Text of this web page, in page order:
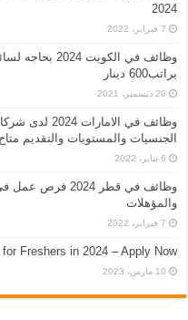
2024
7 فبراير، 2022
وظائف في
براتب600 دينار
20 ديسمبر، 2021
وظائف في
الجنسيات والمستويات والتقديم
6 يناير، 2022
والمؤهلات
7 فبراير، 2022
Freshers in 2024 – Apply Now
10 مارس، 2023